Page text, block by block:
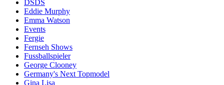
DSDS
Eddie Murphy
Emma Watson
Events
Fergie
Fernseh Shows
Fussballspieler
George Clooney
Germany's Next Topmodel
Gina Lisa